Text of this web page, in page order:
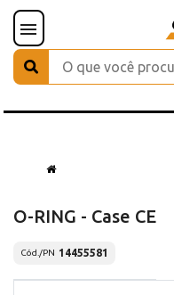
O-RING - Case CE
Cód./PN 14455581